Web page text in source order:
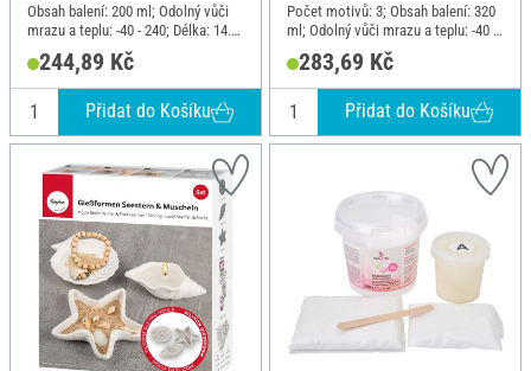
Obsah balení: 200 ml; Odolný vůči
mrazu a teplu: -40 - 240; Délka: 14.8
cm; Šířka: 10 cm; Výška: 6.3 cm;
Materiál: Silikon
244,89 Kč
Přidat do Košíku
Počet motivů: 3; Obsah balení: 320
ml; Odolný vůči mrazu a teplu: -40 -
240; Délka: 26 cm; Šířka: 14.5 cm;
Materiál: Silikon
283,69 Kč
Přidat do Košíku